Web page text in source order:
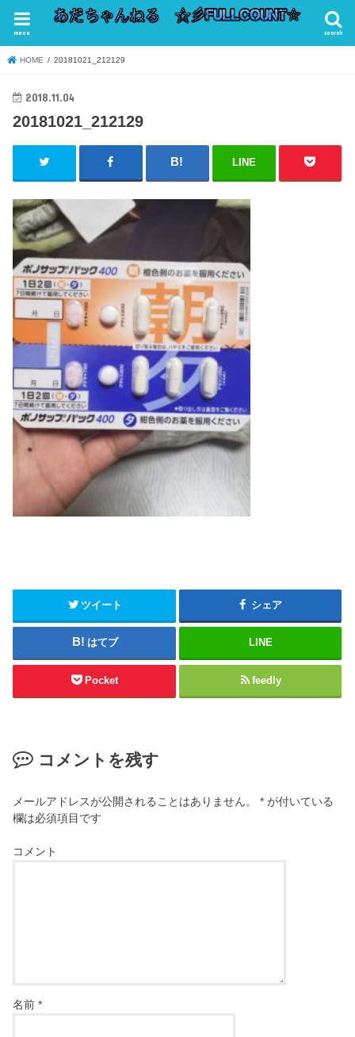
search
menu
HOME 20181021_212129
2018.11.04
20181021_212129
LINE
ツイート シェア
はてブ LINE
Pocket feedly
コメントを残す
メールアドレスが公開されることはありません。 * が付いている
欄は必須項目です
コメント
名前*